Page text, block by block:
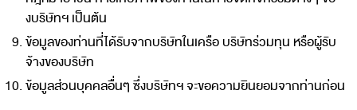
งบริษัทฯ เป็นต้น
ข้อมูลของท่านที่ได้รับจากบริษัทในเครือ บริษัทร่วมทุน หรือผู้รับ
จ้างของบริษัท
ข้อมูลส่วนบุคคลอื่นๆ ซึ่งบริษัทฯ จะขอความยินยอมจากท่านก่อน